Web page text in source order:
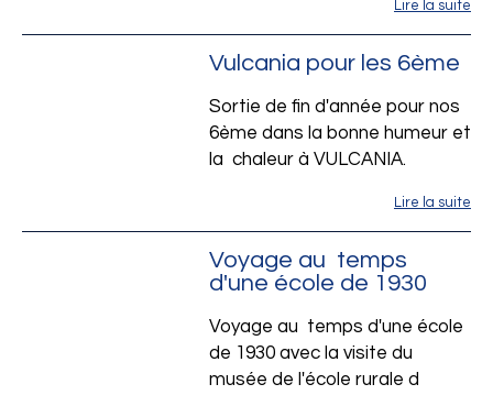
Lire la suite
Vulcania pour les 6ème
Sortie de fin d'année pour nos
6ème dans la bonne humeur et
la chaleur à VULCANIA.
Lire la suite
Voyage au temps
d'une école de 1930
Voyage au temps d'une école
de 1930 avec la visite du
musée de l'école rurale d